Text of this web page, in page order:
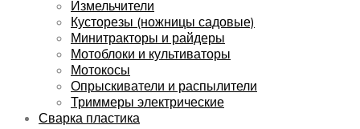
Измельчители
Кусторезы (ножницы садовые)
Минитракторы и райдеры
Мотоблоки и культиваторы
Мотокосы
Опрыскиватели и распылители
Триммеры электрические
Сварка пластика